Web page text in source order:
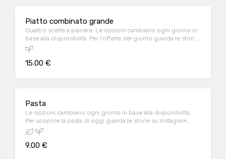
Piatto combinato grande
Quattro scelte a piacere. Le opzioni cambiano ogni giorno in
base alla disponibilità. Per l’offerta del giorno guarda le storie
su Instagram nella pagina del locale, oppure contattalo al n.
0432 1504958
15.00 €
Pasta
Le opzioni cambiano ogni giorno in base alla disponibilità.
Per scoprire la pasta di oggi guarda le storie su Instagram
nella pagina del locale, oppure contattalo al n. 0432 1504958
9.00 €